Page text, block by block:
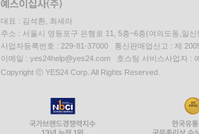
대표 : 김석환, 최세라
주소 : 서울시 영등포구 은행로 11, 5층~6층(여의도동,일신
사업자등록번호 : 229-81-37000 통신판매업신고 : 제
이메일 : yes24help@yes24.com 호스팅 서비스사업자 :
Copyright ⓒ YES24 Corp. All Rights Reserved.